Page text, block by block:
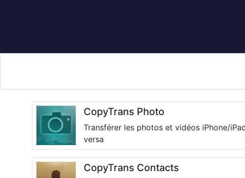
CopyTrans Photo
Transférer les photos et vidéos iPhone/
versa
CopyTrans Contacts